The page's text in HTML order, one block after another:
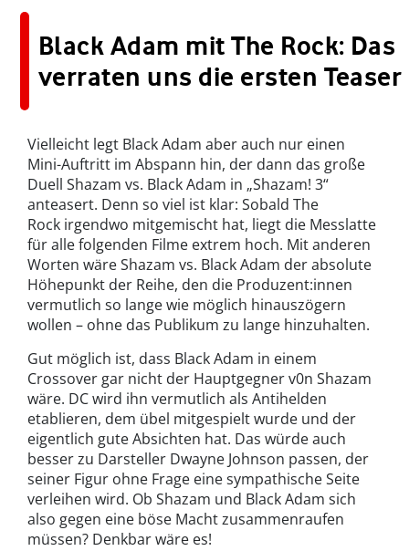
Black Adam mit The Rock: Das
verraten uns die ersten Teaser
Vielleicht legt Black Adam aber auch nur einen
Mini-Auftritt im Abspann hin, der dann das große
Duell Shazam vs. Black Adam in „Shazam! 3“
anteasert. Denn so viel ist klar: Sobald The
Rock irgendwo mitgemischt hat, liegt die Messlatte
für alle folgenden Filme extrem hoch. Mit anderen
Worten wäre Shazam vs. Black Adam der absolute
Höhepunkt der Reihe, den die Produzent:innen
vermutlich so lange wie möglich hinauszögern
wollen – ohne das Publikum zu lange hinzuhalten.
Gut möglich ist, dass Black Adam in einem
Crossover gar nicht der Hauptgegner v0n Shazam
wäre. DC wird ihn vermutlich als Antihelden
etablieren, dem übel mitgespielt wurde und der
eigentlich gute Absichten hat. Das würde auch
besser zu Darsteller Dwayne Johnson passen, der
seiner Figur ohne Frage eine sympathische Seite
verleihen wird. Ob Shazam und Black Adam sich
also gegen eine böse Macht zusammenraufen
müssen? Denkbar wäre es!